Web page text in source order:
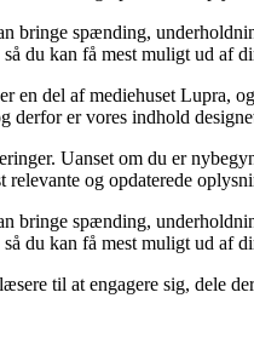
spænding,
du kan få mest muligt ud af
del af mediehuset Lupra,
er vores indhold
Uanset om du er
og opdaterede
spænding,
du kan få mest muligt ud af
til at engagere sig, dele